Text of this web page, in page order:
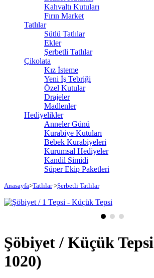
Kahvaltı Kutuları
Fırın Market
Tatlılar
Sütlü Tatlılar
Ekler
Şerbetli Tatlılar
Çikolata
Kız İsteme
Yeni İş Tebriği
Özel Kutular
Drajeler
Madlenler
Hediyelikler
Anneler Günü
Kurabiye Kutuları
Bebek Kurabiyeleri
Kurumsal Hediyeler
Kandil Simidi
Süper Ekip Paketleri
Anasayfa>Tatlılar>Şerbetli Tatlılar
Şöbiyet / Küçük Tepsi
1020)